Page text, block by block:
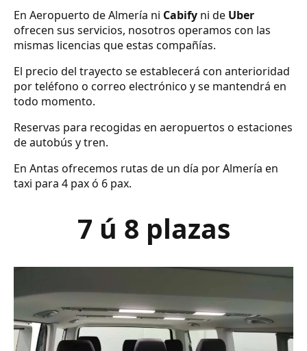
En Aeropuerto de Almería ni Cabify ni de Uber
ofrecen sus servicios, nosotros operamos con las
mismas licencias que estas compañías.
El precio del trayecto se establecerá con anterioridad
por teléfono o correo electrónico y se mantendrá en
todo momento.
Reservas para recogidas en aeropuertos o estaciones
de autobús y tren.
En Antas ofrecemos rutas de un día por Almería en
taxi para 4 pax ó 6 pax.
7 ú 8 plazas